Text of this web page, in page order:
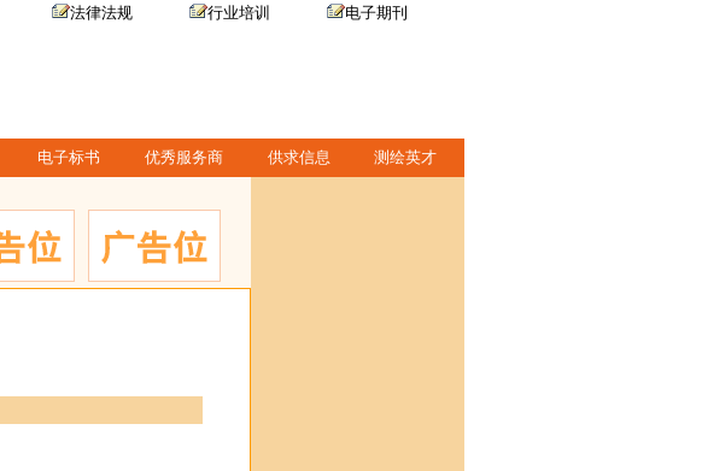
法律法规 行业培训 电子期刊
电子标书 优秀服务商 供求信息
测绘英才